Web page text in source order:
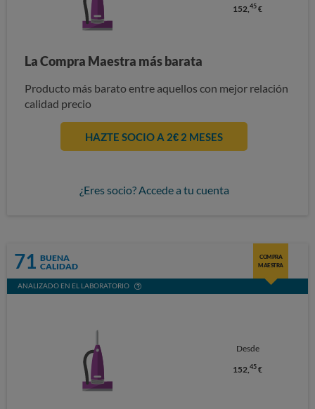
152,45 €
La Compra Maestra más barata
Producto más barato entre aquellos con mejor relación
calidad precio
HAZTE SOCIO A 2€ 2 MESES
¿Eres socio? Accede a tu cuenta
71 BUENA
CALIDAD
COMPRA
MAESTRA
ANALIZADO EN EL LABORATORIO
Desde
152,45 €